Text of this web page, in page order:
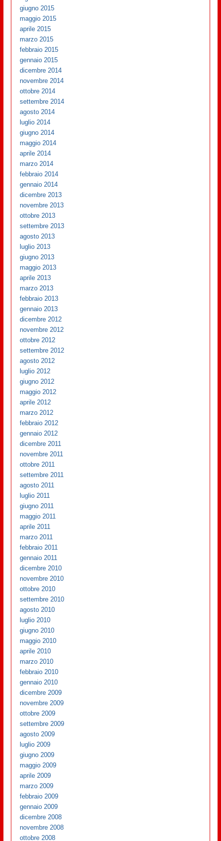
giugno 2015
maggio 2015
aprile 2015
marzo 2015
febbraio 2015
gennaio 2015
dicembre 2014
novembre 2014
ottobre 2014
settembre 2014
agosto 2014
luglio 2014
giugno 2014
maggio 2014
aprile 2014
marzo 2014
febbraio 2014
gennaio 2014
dicembre 2013
novembre 2013
ottobre 2013
settembre 2013
agosto 2013
luglio 2013
giugno 2013
maggio 2013
aprile 2013
marzo 2013
febbraio 2013
gennaio 2013
dicembre 2012
novembre 2012
ottobre 2012
settembre 2012
agosto 2012
luglio 2012
giugno 2012
maggio 2012
aprile 2012
marzo 2012
febbraio 2012
gennaio 2012
dicembre 2011
novembre 2011
ottobre 2011
settembre 2011
agosto 2011
luglio 2011
giugno 2011
maggio 2011
aprile 2011
marzo 2011
febbraio 2011
gennaio 2011
dicembre 2010
novembre 2010
ottobre 2010
settembre 2010
agosto 2010
luglio 2010
giugno 2010
maggio 2010
aprile 2010
marzo 2010
febbraio 2010
gennaio 2010
dicembre 2009
novembre 2009
ottobre 2009
settembre 2009
agosto 2009
luglio 2009
giugno 2009
maggio 2009
aprile 2009
marzo 2009
febbraio 2009
gennaio 2009
dicembre 2008
novembre 2008
ottobre 2008